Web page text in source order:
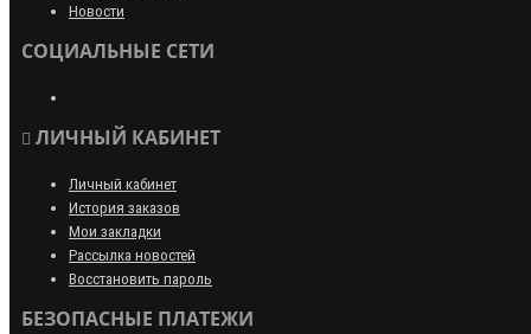
Новости
СОЦИАЛЬНЫЕ СЕТИ
ЛИЧНЫЙ КАБИНЕТ
Личный кабинет
История заказов
Мои закладки
Рассылка новостей
Восстановить пароль
БЕЗОПАСНЫЕ ПЛАТЕЖИ